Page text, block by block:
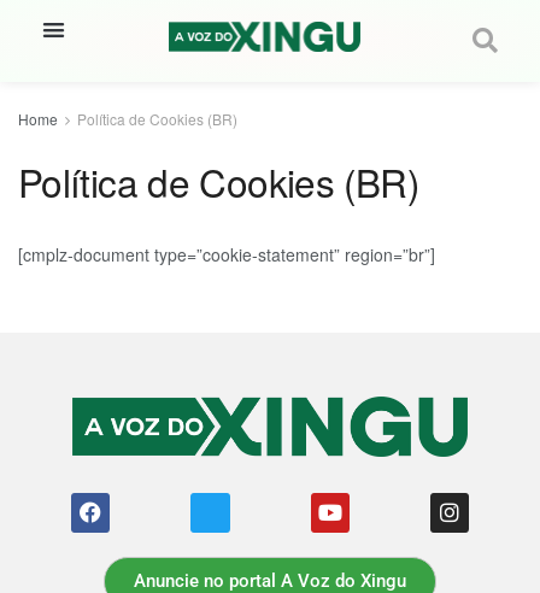
Home Política de Cookies (BR)
Política de Cookies (BR)
[cmplz-document type=”cookie-statement” region=”br”]
Anuncie no portal A Voz do Xingu